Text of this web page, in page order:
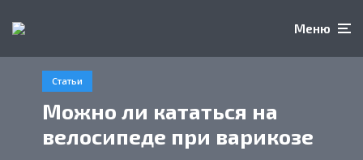
Меню
Статьи
Можно ли кататься на
велосипеде при варикозе